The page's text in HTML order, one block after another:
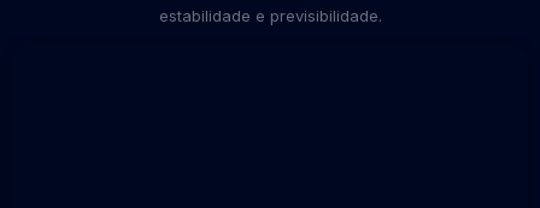
estabilidade e previsibilidade.